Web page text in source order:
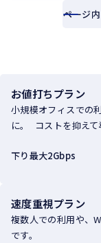
ページ
お値打ちプラン
小規模オフィスでの
に。 コストを抑えて
下り最大2Gbps
速度重視プラン
複数人での利用や、
です。